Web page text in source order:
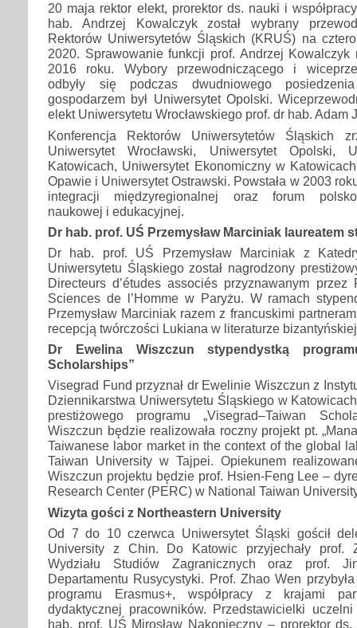
20 maja rektor elekt, prorektor ds. nauki i
hab. Andrzej Kowalczyk został wybrany
Rektorów Uniwersytetów Śląskich (KRUŚ) na
2020. Sprawowanie funkcji prof. Andrzej Kowalczyk
2016 roku. Wybory przewodniczącego i
odbyły się podczas dwudniowego
gospodarzem był Uniwersytet Opolski.
elekt Uniwersytetu Wrocławskiego prof. dr hab. Adam
Konferencja Rektorów Uniwersytetów Śląskich
Uniwersytet Wrocławski, Uniwersytet Opolski,
Katowicach, Uniwersytet Ekonomiczny w
Opawie i Uniwersytet Ostrawski. Powstała w 2003
integracji międzyregionalnej oraz forum
naukowej i edukacyjnej.
Dr hab. prof. UŚ Przemysław Marciniak laureatem
Dr hab. prof. UŚ Przemysław Marciniak z
Uniwersytetu Śląskiego został nagrodzony
Directeurs d’études associés przyznawanym
Sciences de l’Homme w Paryżu. W ramach
Przemysław Marciniak razem z francuskimi
recepcją twórczości Lukiana w literaturze
Dr Ewelina Wiszczun stypendystką
Scholarships”
Visegrad Fund przyznał dr Ewelinie Wiszczun z
Dziennikarstwa Uniwersytetu Śląskiego w
prestiżowego programu „Visegrad–Taiwan
Wiszczun będzie realizowała roczny projekt pt.
Taiwanese labor market in the context of the global
Taiwan University w Tajpei. Opiekunem
Wiszczun projektu będzie prof. Hsien-Feng Lee –
Research Center (PERC) w National Taiwan
Wizyta gości z Northeastern University
Od 7 do 10 czerwca Uniwersytet Śląski gościł
University z Chin. Do Katowic przyjechały prof.
Wydziału Studiów Zagranicznych oraz prof.
Departamentu Rusycystyki. Prof. Zhao Wen
programu Erasmus+, współpracy z krajami
dydaktycznej pracowników. Przedstawicielki
hab. prof. UŚ Mirosław Nakonieczny – prorektor